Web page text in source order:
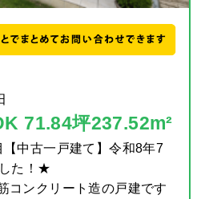
71.84坪237.52m²
中古一戸建て】令和8年7
た！★
コンクリート造の戸建です